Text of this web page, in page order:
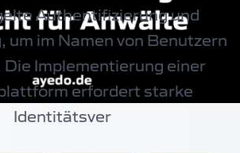
Authentifizierung und
um im Namen von Benutzern
Die Implementierung einer
erfordert starke
Identitätsver